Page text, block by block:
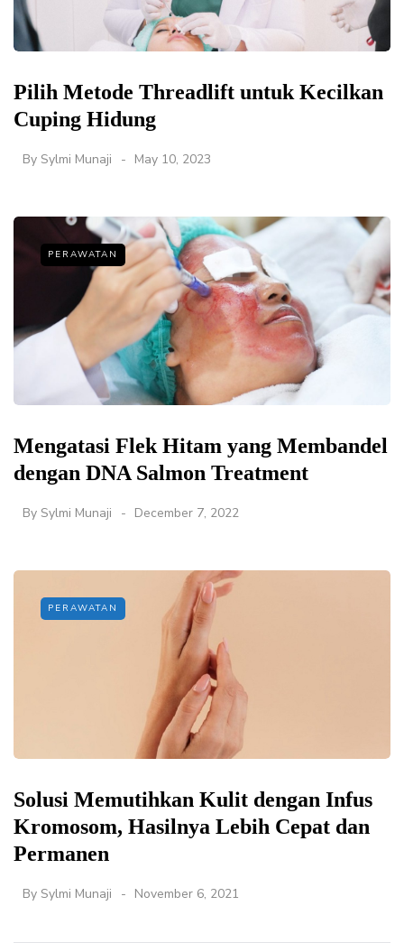
Pilih Metode Threadlift untuk Kecilkan
Cuping Hidung
By Sylmi Munaji May 10, 2023
PERAWATAN
Mengatasi Flek Hitam yang Membandel
dengan DNA Salmon Treatment
By Sylmi Munaji December 7, 2022
PERAWATAN
Solusi Memutihkan Kulit dengan Infus
Kromosom, Hasilnya Lebih Cepat dan
Permanen
By Sylmi Munaji November 6, 2021